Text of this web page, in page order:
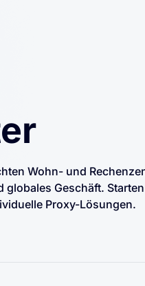
Wohn- und
Geschäft.
Proxy-Lösungen.